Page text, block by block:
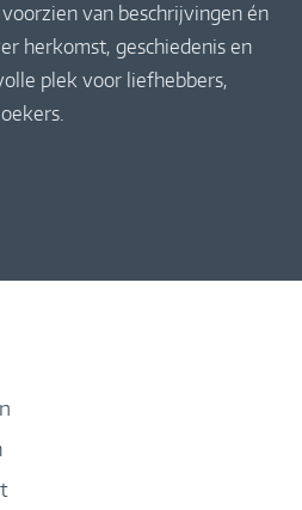
van beschrijvingen én
herkomst, geschiedenis en
plek voor liefhebbers,